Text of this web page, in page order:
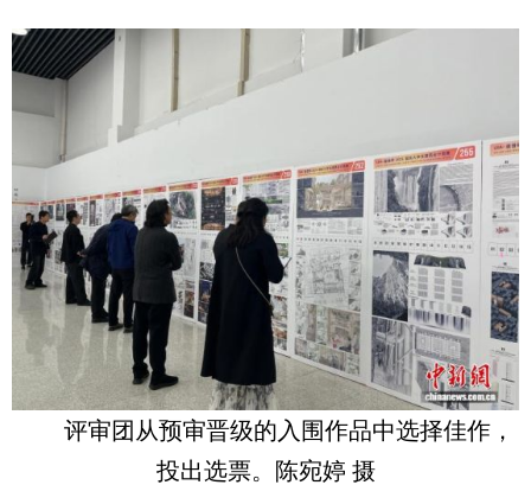
评审团从预审晋级的入围作品中选择佳作，
投出选票。陈宛婷 摄